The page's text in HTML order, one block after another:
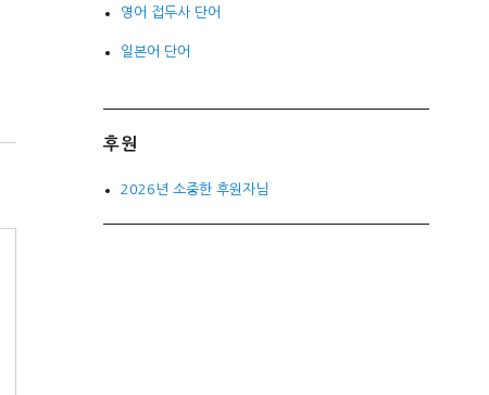
영어 접두사 단어
일본어 단어
후원
2026년 소중한 후원자님